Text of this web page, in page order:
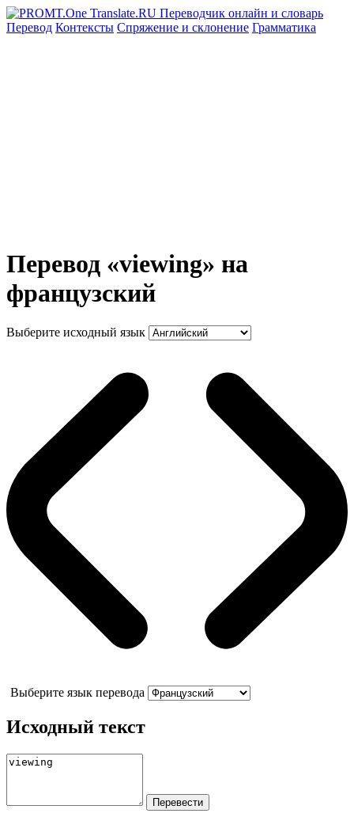
Перевод Контексты Спряжение и склонение Грамматика
Перевод «viewing» на
французский
Выберите исходный язык
Выберите язык перевода
Исходный текст